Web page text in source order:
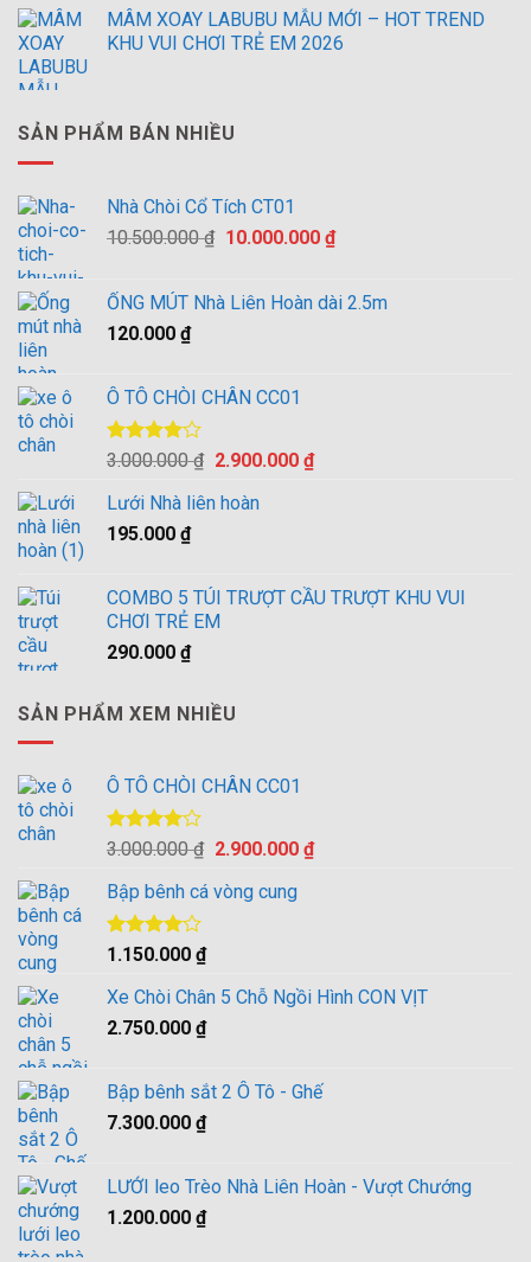
MÂM XOAY LABUBU MẪU MỚI – HOT TREND
KHU VUI CHƠI TRẺ EM 2026
SẢN PHẨM BÁN NHIỀU
Nhà Chòi Cổ Tích CT01
10.500.000₫ Giá
10.500.000 ₫.
10.000.000 ₫Giá
là:
ỐNG MÚT Nhà Liên Hoàn dài 2.5m
120.000 ₫
Ô TÔ CHÒI CHÂN CC01
Được
4.005
sao
3.000.000₫ Giá
là:
2.900.000 ₫Giá
Lưới Nhà liên hoàn
195.000 ₫
COMBO 5 TÚI TRƯỢT CẦU TRƯỢT KHU VUI
CHƠI TRẺ EM
290.000 ₫
SẢN PHẨM XEM NHIỀU
Ô TÔ CHÒI CHÂN CC01
Được
4.00 5
sao
3.000.000₫ Giá
là:
2.900.000 ₫Giá
Bập bênh cá vòng cung
Được
4.005
sao
1.150.000 ₫
Xe Chòi Chân 5 Chỗ Ngồi Hình CON VỊT
2.750.000 ₫
Bập bênh sắt 2 Ô Tô - Ghế
7.300.000 ₫
LƯỚI leo Trèo Nhà Liên Hoàn - Vượt Chướng
1.200.000 ₫